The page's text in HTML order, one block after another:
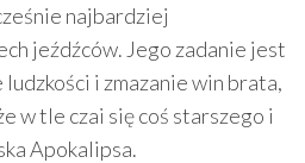
najbardziej
jeźdźców. Jego zadanie jest
i zmazanie win brata,
w tle czai się coś starszego i
Apokalipsa.